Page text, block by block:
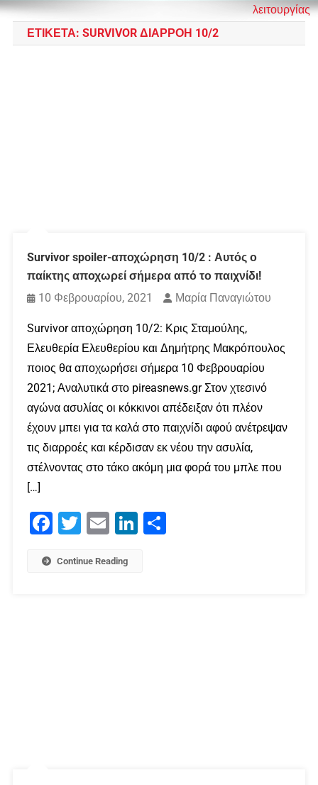
λειτουργίας
ΕΤΙΚΈΤΑ: SURVIVOR ΔΙΑΡΡΟΉ 10/2
Survivor spoiler-αποχώρηση 10/2 : Αυτός ο
παίκτης αποχωρεί σήμερα από το παιχνίδι!
10 Φεβρουαρίου, 2021
Μαρία Παναγιώτου
Survivor αποχώρηση 10/2: Κρις Σταμούλης,
Ελευθερία Ελευθερίου και Δημήτρης Μακρόπουλος
ποιος θα αποχωρήσει σήμερα 10 Φεβρουαρίου
2021; Αναλυτικά στο pireasnews.gr Στον χτεσινό
αγώνα ασυλίας οι κόκκινοι απέδειξαν ότι πλέον
έχουν μπει για τα καλά στο παιχνίδι αφού ανέτρεψαν
τις διαρροές και κέρδισαν εκ νέου την ασυλία,
στέλνοντας στο τάκο ακόμη μια φορά του μπλε που
[…]
Facebook
Twitter Email LinkedIn
Continue Reading